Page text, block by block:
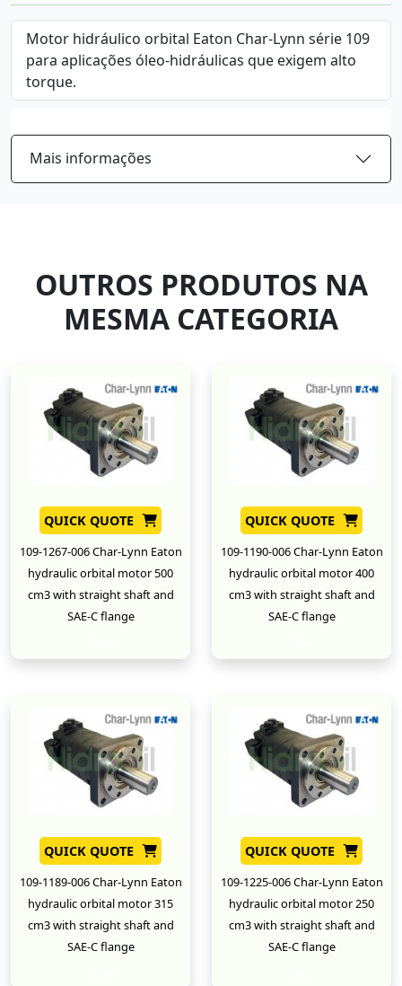
Motor hidráulico orbital Eaton Char-Lynn série 109
para aplicações óleo-hidráulicas que exigem alto
torque.
Mais informações
OUTROS PRODUTOS NA
MESMA CATEGORIA
QUICK QUOTE
109-1267-006 Char-Lynn Eaton
hydraulic orbital motor 500
cm3 with straight shaft and
SAE-C flange
QUICK QUOTE
109-1190-006 Char-Lynn Eaton
hydraulic orbital motor 400
cm3 with straight shaft and
SAE-C flange
QUICK QUOTE
109-1189-006 Char-Lynn Eaton
hydraulic orbital motor 315
cm3 with straight shaft and
SAE-C flange
QUICK QUOTE
109-1225-006 Char-Lynn Eaton
hydraulic orbital motor 250
cm3 with straight shaft and
SAE-C flange